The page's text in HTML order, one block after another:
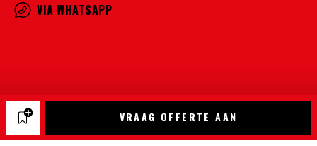
VIA WHATSAPP
VRAAG OFFERTE AAN